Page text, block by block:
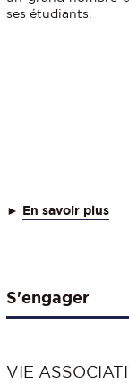
ses étudiants.
► En savoir plus
S'engager
VIE